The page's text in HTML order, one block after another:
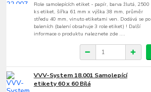
Role samolepících etiket - papír, barva žlutá, 2500
ks etiket, šířka 61 mm x výška 38 mm, průměr
středu 40 mm, vinuto etiketami ven. Dodává se po
baleních (balení obsahuje 3 role etiket) ! Další
informace o produktu naleznete zde ....
VVV-System 18.001 Samolepící
etikety 60 x 60 Bílá